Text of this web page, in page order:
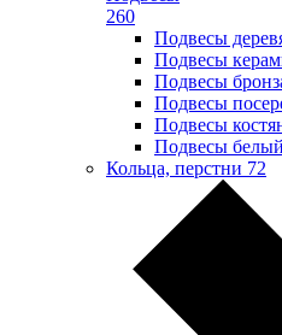
260
Подвесы
Подвесы
Подвесы
Подвесы
Подвесы
Подвесы
Кольца, перстни 72